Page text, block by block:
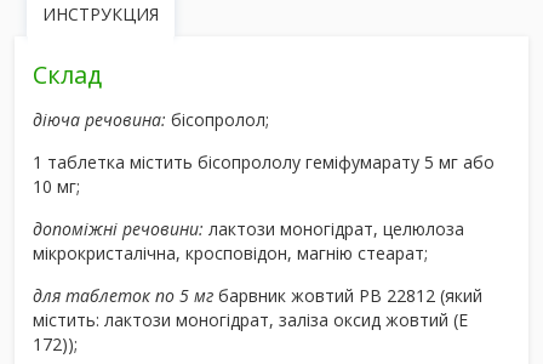
ИНСТРУКЦИЯ
Склад
діюча речовина: бісопролол;
1 таблетка містить бісопрололу геміфумарату 5 мг або
10 мг;
допоміжні речовини: лактози моногідрат, целюлоза
мікрокристалічна, кросповідон, магнію стеарат;
для таблеток по 5 мг барвник жовтий РВ 22812 (який
містить: лактози моногідрат, заліза оксид жовтий (Е
172));